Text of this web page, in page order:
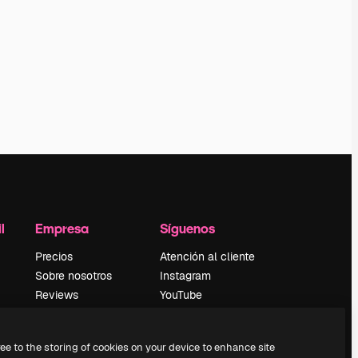
Empresa
Precios
Sobre nosotros
Reviews
búsqueda
Síguenos
Atención al cliente
Instagram
YouTube
Discord
to the storing of cookies on your device to enhance site